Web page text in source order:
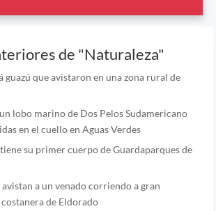
de "Naturaleza"
guazú que avistaron en una zona rural de
lobo marino de Dos Pelos Sudamericano
en el cuello en Aguas Verdes
su primer cuerpo de Guardaparques de
a un venado corriendo a gran
de Eldorado